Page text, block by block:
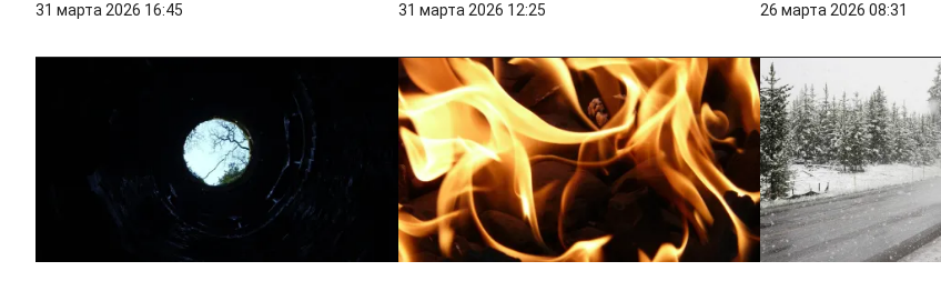
31 марта 2026 16:45 31 марта 2026 12:25 26 марта 2026 08:31